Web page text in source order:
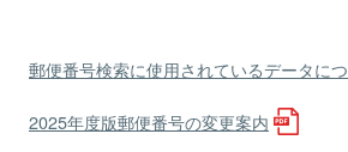
郵便番号検索に使用されているデータに
2025年度版郵便番号の変更案内